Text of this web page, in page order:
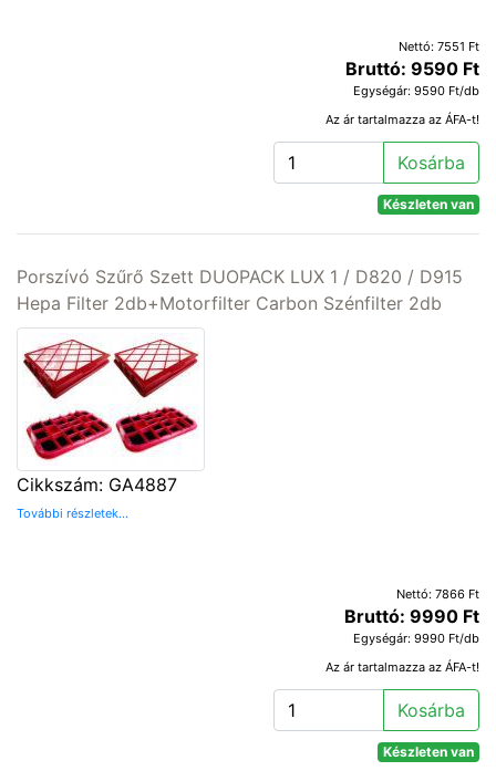
Nettó: 7551 Ft
Bruttó: 9590 Ft
Egységár: 9590 Ft/db
Az ár tartalmazza az ÁFA-t!
Kosárba
Készleten van
Porszívó Szűrő Szett DUOPACK LUX 1 / D820 / D915
Hepa Filter 2db+Motorfilter Carbon Szénfilter 2db
Cikkszám: GA4887
További részletek...
Nettó: 7866 Ft
Bruttó: 9990 Ft
Egységár: 9990 Ft/db
Az ár tartalmazza az ÁFA-t!
Kosárba
Készleten van